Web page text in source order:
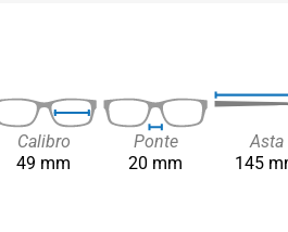
Calibro
49 mm
Ponte
20 mm
Asta
145